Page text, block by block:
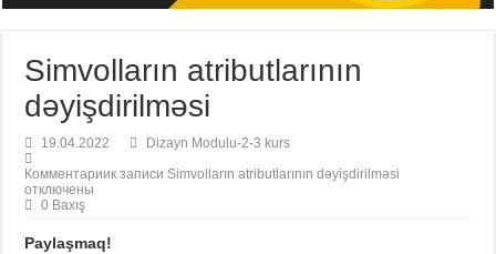
Simvolların atributlarının
dəyişdirilməsi
19.04.2022
Dizayn Modulu-2-3 kurs
Комментариик записи Simvolların atributlarının dəyişdirilməsi
отключены
0 Baxış
Paylaşmaq!